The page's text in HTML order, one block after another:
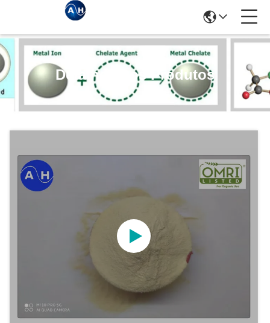
Detalhes Dos Produtos